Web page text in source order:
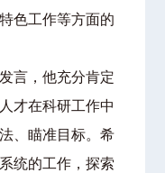
色工作等方面的
言，他充分肯定
才在科研工作中
、瞄准目标。希
统的工作，探索